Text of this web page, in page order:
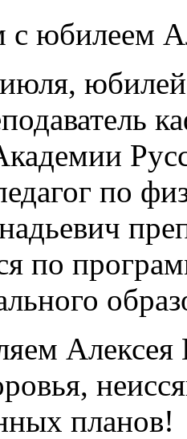
с юбилеем
по
по
Алексея
планов!